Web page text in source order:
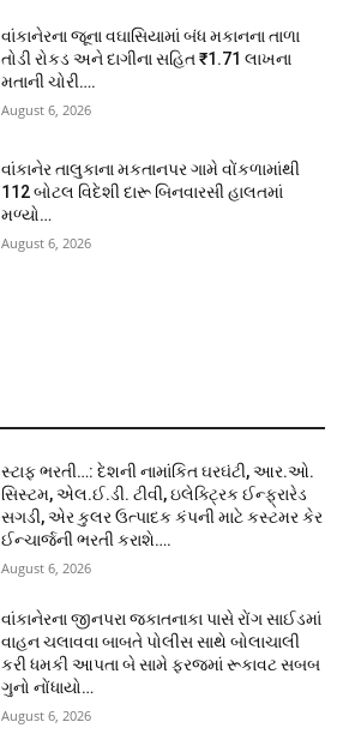
વાંકાનેરના જૂના વઘાસિયામાં બંધ મકાનના તાળા
તોડી રોકડ અને દાગીના સહિત ₹1.71 લાખના
મતાની ચોરી….
August 6, 2026
વાંકાનેર તાલુકાના મકતાનપર ગામે વોંકળામાંથી
112 બોટલ વિદેશી દારૂ બિનવારસી હાલતમાં
મળ્યો…
August 6, 2026
સ્ટાફ ભરતી…: દેશની નામાંકિત ઘરઘંટી, આર.ઓ.
સિસ્ટમ, એલ.ઈ.ડી. ટીવી, ઇલેક્ટ્રિક ઈન્ફ્રારેડ
સગડી, એર કુલર ઉત્પાદક કંપની માટે કસ્ટમર કેર
ઈન્ચાર્જની ભરતી કરાશે….
August 6, 2026
વાંકાનેરના જીનપરા જકાતનાકા પાસે રોંગ સાઈડમાં
વાહન ચલાવવા બાબતે પોલીસ સાથે બોલાચાલી
કરી ધમકી આપતા બે સામે ફરજમાં રૂકાવટ સબબ
ગુનો નોંધાયો…
August 6, 2026